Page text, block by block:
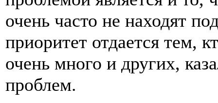
очень часто не находят
приоритет отдается тем,
очень много и других,
проблем.